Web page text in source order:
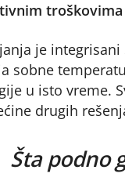
je
sobne
u isto vreme.
drugih
Šta podno